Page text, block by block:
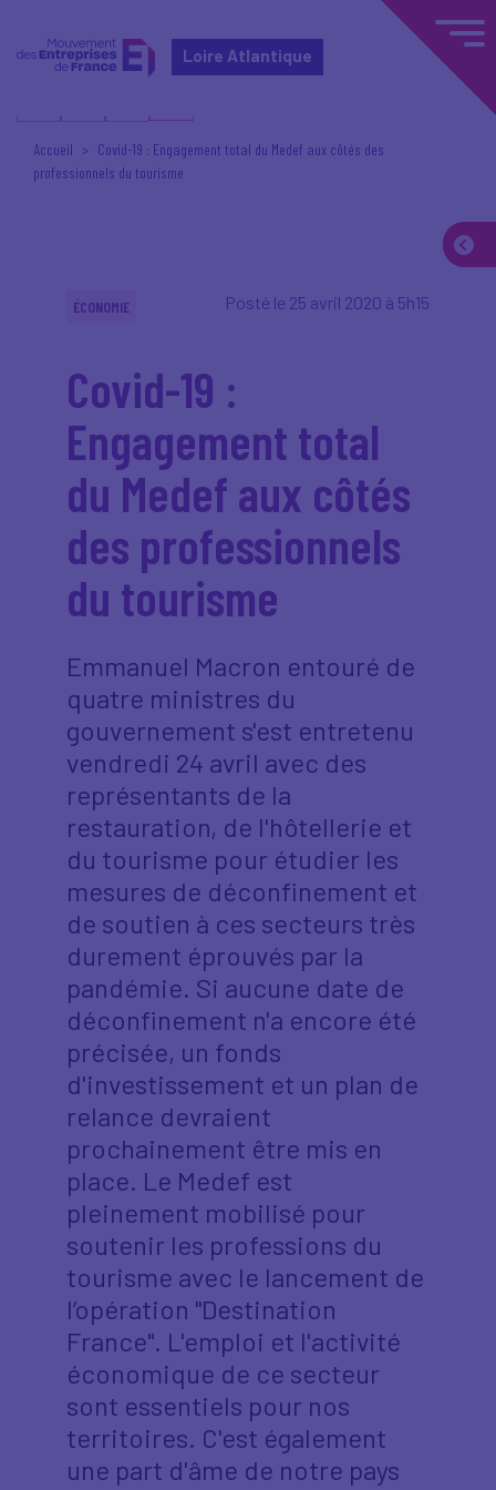
Loire Atlantique
Accueil
Covid-19 : Engagement total du Medef aux côtés des
professionnels du tourisme
Posté le 25 avril 2020 à 5h15
ÉCONOMIE
Covid-19 :
Engagement total
du Medef aux côtés
des professionnels
du tourisme
Emmanuel Macron entouré de
quatre ministres du
gouvernement s'est entretenu
vendredi 24 avril avec des
représentants de la
restauration, de l'hôtellerie et
du tourisme pour étudier les
mesures de déconfinement et
de soutien à ces secteurs très
durement éprouvés par la
pandémie. Si aucune date de
déconfinement n'a encore été
précisée, un fonds
d'investissement et un plan de
relance devraient
prochainement être mis en
place. Le Medef est
pleinement mobilisé pour
soutenir les professions du
tourisme avec le lancement de
l’opération "Destination
France". L'emploi et l'activité
économique de ce secteur
sont essentiels pour nos
territoires. C'est également
une part d'âme de notre pays